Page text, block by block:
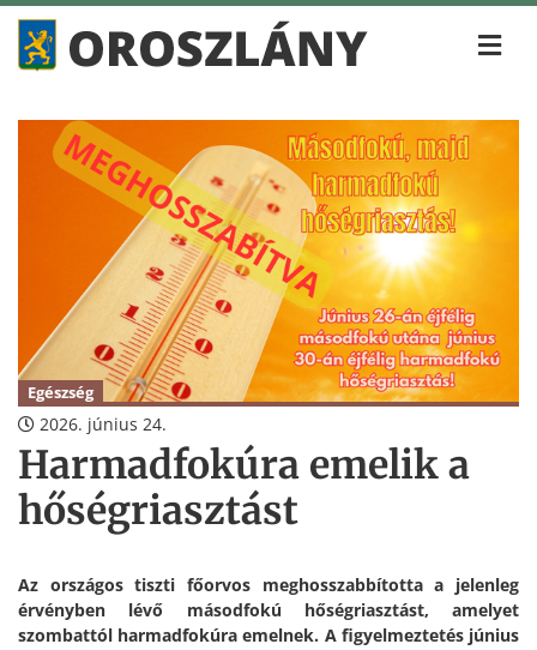
Egészség
2026. június 24.
Harmadfokúra emelik a
hőségriasztást
Az országos tiszti főorvos meghosszabbította a jelenleg
érvényben lévő másodfokú hőségriasztást, amelyet
szombattól harmadfokúra emelnek. A figyelmeztetés június